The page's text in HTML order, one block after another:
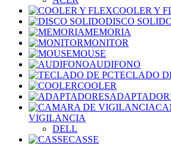
COOLER Y
DISCO
MEMORIA
MONITOR
MOUSE
AUDIFONO
TECLADO
COOLER
VIGILANCIA
DELL
CASSE